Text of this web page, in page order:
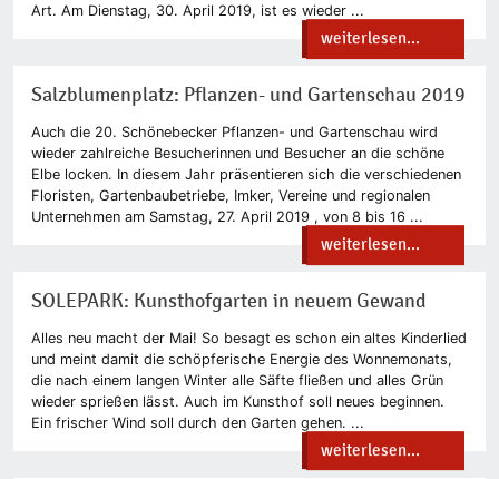
Art. Am Dienstag, 30. April 2019, ist es wieder ...
weiterlesen...
Salzblumenplatz: Pflanzen- und Gartenschau 2019
Auch die 20. Schönebecker Pflanzen- und Gartenschau wird
wieder zahlreiche Besucherinnen und Besucher an die schöne
Elbe locken. In diesem Jahr präsentieren sich die verschiedenen
Floristen, Gartenbaubetriebe, Imker, Vereine und regionalen
Unternehmen am Samstag, 27. April 2019 , von 8 bis 16 ...
weiterlesen...
SOLEPARK: Kunsthofgarten in neuem Gewand
Alles neu macht der Mai! So besagt es schon ein altes Kinderlied
und meint damit die schöpferische Energie des Wonnemonats,
die nach einem langen Winter alle Säfte fließen und alles Grün
wieder sprießen lässt. Auch im Kunsthof soll neues beginnen.
Ein frischer Wind soll durch den Garten gehen. ...
weiterlesen...